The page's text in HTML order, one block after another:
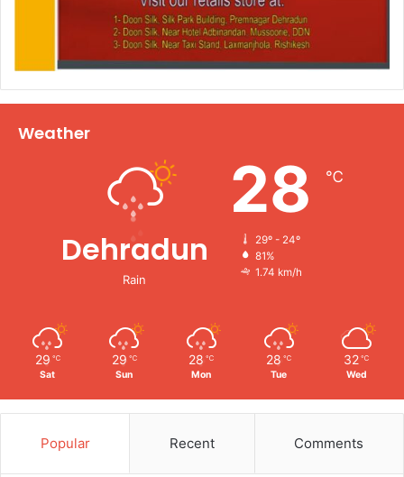
Weather
Dehradun
Rain
28 ℃
29º - 24º
81%
1.74 km/h
29 ℃
Sat
29 ℃
Sun
28 ℃
Mon
28 ℃
Tue
32 ℃
Wed
Popular Recent Comments